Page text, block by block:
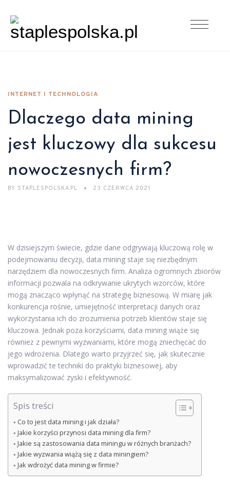
INTERNET I TECHNOLOGIA
Dlaczego data mining
jest kluczowy dla sukcesu
nowoczesnych firm?
BY STAPLESPOLSKA.PL 23 CZERWCA 2021
W dzisiejszym świecie, gdzie dane odgrywają kluczową rolę w
podejmowaniu decyzji, data mining staje się niezbędnym
narzędziem dla nowoczesnych firm. Analiza ogromnych zbiorów
informacji pozwala na odkrywanie ukrytych wzorców, które
mogą znacząco wpłynąć na strategię biznesową. W miarę jak
konkurencja rośnie, umiejętność interpretacji danych oraz
wykorzystania ich do zrozumienia potrzeb klientów staje się
kluczowa. Jednak poza korzyściami, data mining wiąże się
również z pewnymi wyzwaniami, które mogą zniechęcać do
jego wdrożenia. Dlatego warto przyjrzeć się, jak skutecznie
wprowadzić te techniki do praktyki biznesowej, aby
maksymalizować zyski i efektywność.
Spis treści
Co to jest data mining i jak działa?
Jakie korzyści przynosi data mining dla firm?
Jakie są zastosowania data miningu w różnych branżach?
Jakie wyzwania wiążą się z data miningiem?
Jak wdrożyć data mining w firmie?